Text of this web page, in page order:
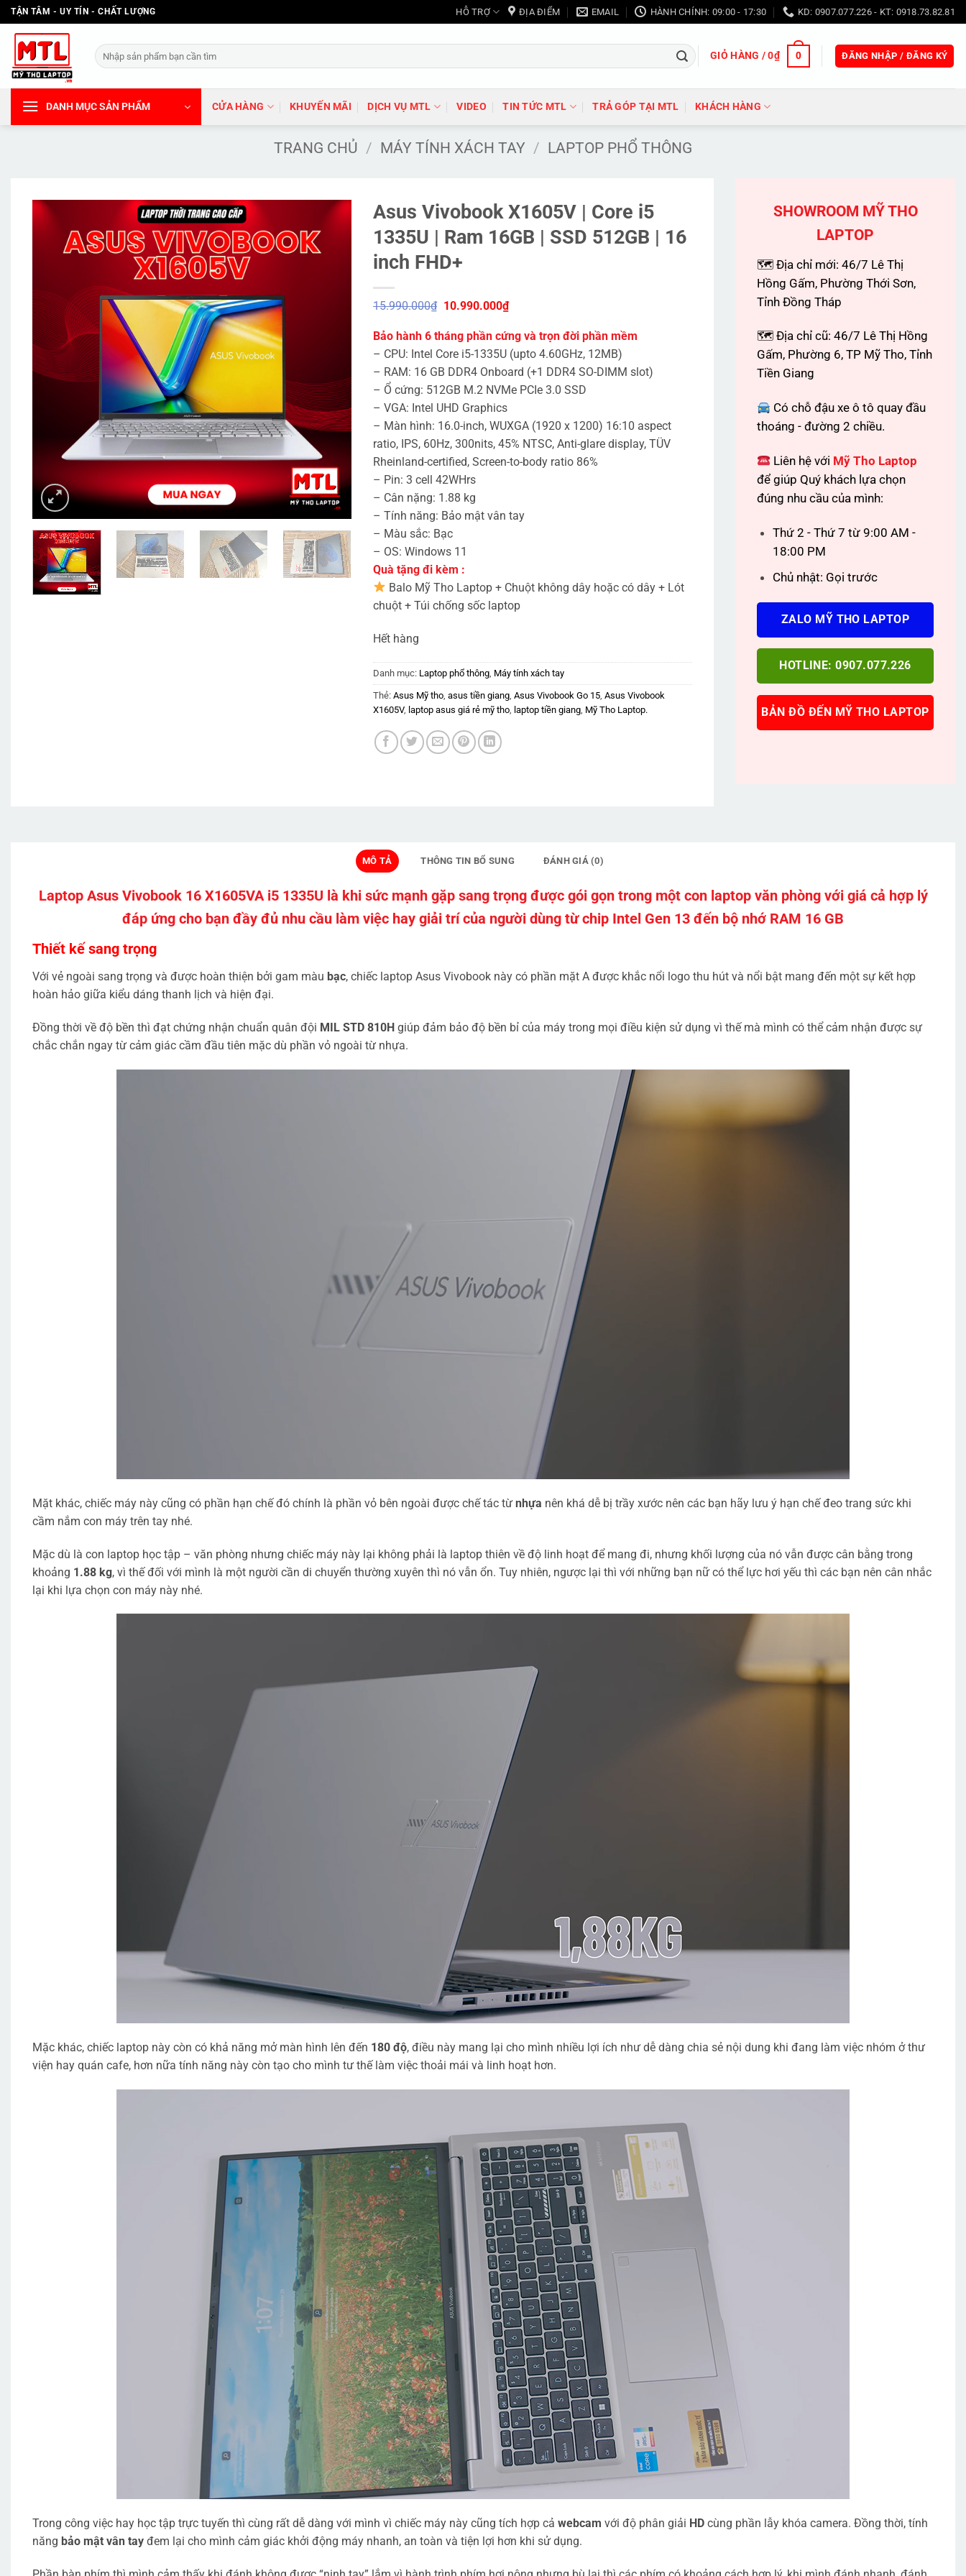
Bỏ
qua
dung
TẬN TÂM - UY TÍN - CHẤT LƯỢNG HỖ TRỢ ĐỊA ĐIỂM EMAIL HÀNH CHÍNH: 09:00 - 17:30 KD: 0907.077.226 - KT: 0918.73.82.81
Tìm
kiếm:
GIỎ HÀNG /0₫ 0 ĐĂNG NHẬP / ĐĂNG KÝ
DANH MỤC SẢN PHẨM CỬA HÀNG KHUYẾN MÃI DỊCH VỤ MTL VIDEO TIN TỨC MTL TRẢ GÓP TẠI MTL KHÁCH HÀNG
TRANG CHỦ / MÁY TÍNH XÁCH TAY / LAPTOP PHỔ THÔNG
Asus Vivobook X1605V | Core i5
1335U | Ram 16GB | SSD 512GB | 16
inch FHD+
15.990.000₫ Giá
là:
15.990.000₫.
10.990.000₫Giá
hiện
là:
10.990.000₫.
Bảo hành 6 tháng phần cứng và trọn đời phần mềm
– CPU: Intel Core i5-1335U (upto 4.60GHz, 12MB)
– RAM: 16 GB DDR4 Onboard (+1 DDR4 SO-DIMM slot)
– Ổ cứng: 512GB M.2 NVMe PCIe 3.0 SSD
– VGA: Intel UHD Graphics
– Màn hình: 16.0-inch, WUXGA (1920 x 1200) 16:10 aspect
ratio, IPS, 60Hz, 300nits, 45% NTSC, Anti-glare display, TÜV
Rheinland-certified, Screen-to-body ratio 86%
– Pin: 3 cell 42WHrs
– Cân nặng: 1.88 kg
– Tính năng: Bảo mật vân tay
– Màu sắc: Bạc
– OS: Windows 11
Quà tặng đi kèm :
Balo Mỹ Tho Laptop + Chuột không dây hoặc có dây + Lót
chuột + Túi chống sốc laptop
Hết hàng
Danh mục: Laptop phổ thông, Máy tính xách tay
Thẻ: Asus Mỹ tho, asus tiền giang, Asus Vivobook Go 15, Asus Vivobook
X1605V, laptop asus giá rẻ mỹ tho, laptop tiền giang, Mỹ Tho Laptop.
SHOWROOM MỸ THO
LAPTOP
🗺 Địa chỉ mới: 46/7 Lê Thị
Hồng Gấm, Phường Thới Sơn,
Tỉnh Đồng Tháp
🗺 Địa chỉ cũ: 46/7 Lê Thị Hồng
Gấm, Phường 6, TP Mỹ Tho, Tỉnh
Tiền Giang
Có chỗ đậu xe ô tô quay đầu
thoáng - đường 2 chiều.
Liên hệ với Mỹ Tho Laptop
để giúp Quý khách lựa chọn
đúng nhu cầu của mình:
Thứ 2 - Thứ 7 từ 9:00 AM -
18:00 PM
Chủ nhật: Gọi trước
ZALO MỸ THO LAPTOP
HOTLINE: 0907.077.226
BẢN ĐỒ ĐẾN MỸ THO LAPTOP
MÔ TẢ THÔNG TIN BỔ SUNG ĐÁNH GIÁ (0)
Laptop Asus Vivobook 16 X1605VA i5 1335U là khi sức mạnh gặp sang trọng được gói gọn trong một con laptop văn phòng với giá cả hợp lý
đáp ứng cho bạn đầy đủ nhu cầu làm việc hay giải trí của người dùng từ chip Intel Gen 13 đến bộ nhớ RAM 16 GB
Thiết kế sang trọng
Với vẻ ngoài sang trọng và được hoàn thiện bởi gam màu bạc, chiếc laptop Asus Vivobook này có phần mặt A được khắc nổi logo thu hút và nổi bật mang đến một sự kết hợp
hoàn hảo giữa kiểu dáng thanh lịch và hiện đại.
Đồng thời về độ bền thì đạt chứng nhận chuẩn quân đội MIL STD 810H giúp đảm bảo độ bền bỉ của máy trong mọi điều kiện sử dụng vì thế mà mình có thể cảm nhận được sự
chắc chắn ngay từ cảm giác cầm đầu tiên mặc dù phần vỏ ngoài từ nhựa.
Mặt khác, chiếc máy này cũng có phần hạn chế đó chính là phần vỏ bên ngoài được chế tác từ nhựa nên khá dễ bị trầy xước nên các bạn hãy lưu ý hạn chế đeo trang sức khi
cầm nắm con máy trên tay nhé.
Mặc dù là con laptop học tập – văn phòng nhưng chiếc máy này lại không phải là laptop thiên về độ linh hoạt để mang đi, nhưng khối lượng của nó vẫn được cân bằng trong
khoảng 1.88 kg, vì thế đối với mình là một người cần di chuyển thường xuyên thì nó vẫn ổn. Tuy nhiên, ngược lại thì với những bạn nữ có thể lực hơi yếu thì các bạn nên cân nhắc
lại khi lựa chọn con máy này nhé.
Mặc khác, chiếc laptop này còn có khả năng mở màn hình lên đến 180 độ, điều này mang lại cho mình nhiều lợi ích như dễ dàng chia sẻ nội dung khi đang làm việc nhóm ở thư
viện hay quán cafe, hơn nữa tính năng này còn tạo cho mình tư thế làm việc thoải mái và linh hoạt hơn.
Trong công việc hay học tập trực tuyến thì cùng rất dễ dàng với mình vì chiếc máy này cũng tích hợp cả webcam với độ phân giải HD cùng phần lẫy khóa camera. Đồng thời, tính
năng bảo mật vân tay đem lại cho mình cảm giác khởi động máy nhanh, an toàn và tiện lợi hơn khi sử dụng.